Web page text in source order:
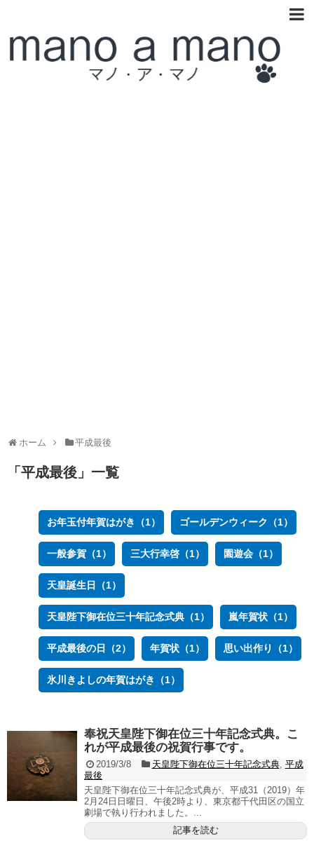
ホーム 平成最後
「 平成最後 」 一覧
お年玉付年賀はがき（1） ゴールデンウィーク（1）
一般参賀（1） 三大行幸啓（1） 園遊会（1）
天皇誕生日（1）
天皇陛下御在位三十年記念式典（1） 嵐年賀状（1）
平成最後の日（2） 年賀状（1） 思い出作り（1）
氷川きよしの年賀はがき（1）
奉祝天皇陛下御在位三十年記念式典。こ
れが平成最後の祝賀行事です。
2019/3/8 天皇陛下御在位三十年記念式典, 平成
最後
天皇陛下御在位三十年記念式典が、平成31（2019）年
2月24日日曜日、午後2時より、東京都千代田区の国立
劇場で執り行われました。...
記事を読む